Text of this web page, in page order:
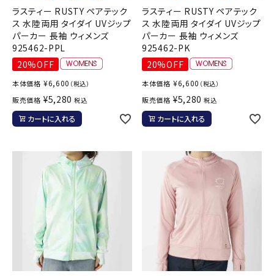
ラスティー RUSTY ペアテック
ス 水陸両用 タイダイ UVジップ
パーカー 長袖 ウィメンズ
925462-PPL
20%OFF
本体価格 ¥6,600 （税込）
販売価格 ¥5,280 税込
カートに入れる
ラスティー RUSTY ペアテック
ス 水陸両用 タイダイ UVジップ
パーカー 長袖 ウィメンズ
925462-PK
20%OFF
本体価格 ¥6,600 （税込）
販売価格 ¥5,280 税込
カートに入れる